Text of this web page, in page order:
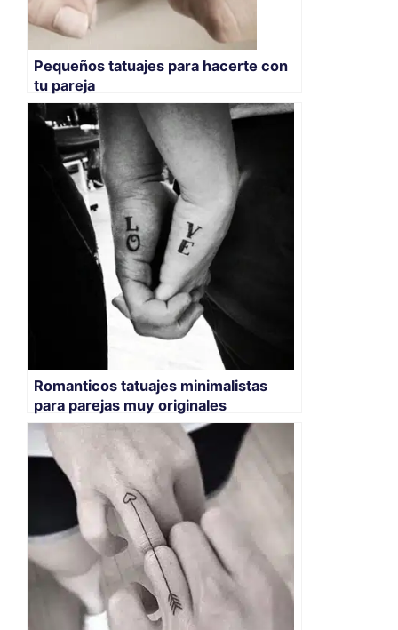
Pequeños tatuajes para hacerte con
tu pareja
Romanticos tatuajes minimalistas
para parejas muy originales